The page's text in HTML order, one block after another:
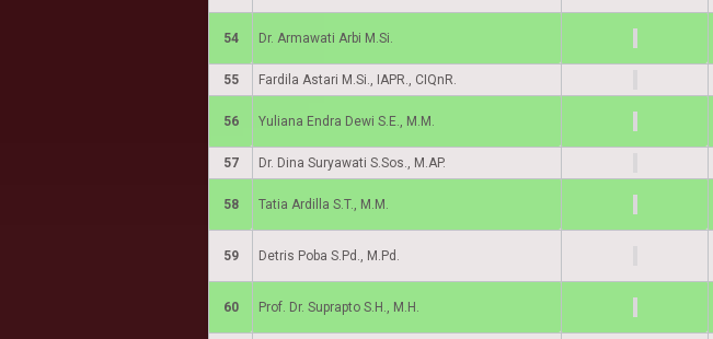
54 Dr. Armawati Arbi M.Si.
55 Fardila Astari M.Si., IAPR., CIQnR.
56 Yuliana Endra Dewi S.E., M.M.
57 Dr. Dina Suryawati S.Sos., M.AP.
58 Tatia Ardilla S.T., M.M.
59 Detris Poba S.Pd., M.Pd.
60 Prof. Dr. Suprapto S.H., M.H.